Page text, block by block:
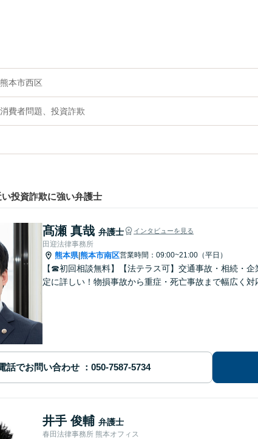
本市西区
費者問題、投資詐欺
投資詐欺に強い弁護士
髙瀬 真哉 弁護士 インタビューを見る
田迎法律事務所
熊本県|熊本市南区営業時間：09:00~21:00（平日）
【☎︎初回相談無料】【法テラス可】交通事故・相続・
定に詳しい！物損事故から重症・死亡事故まで幅広く
話でお問い合わせ
井手 俊輔 弁護士
春田法律事務所 熊本オフィス